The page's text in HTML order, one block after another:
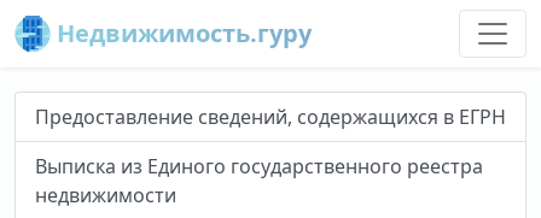
Недвижимость.гуру
Предоставление сведений, содержащихся в ЕГРН
Выписка из Единого государственного реестра
недвижимости